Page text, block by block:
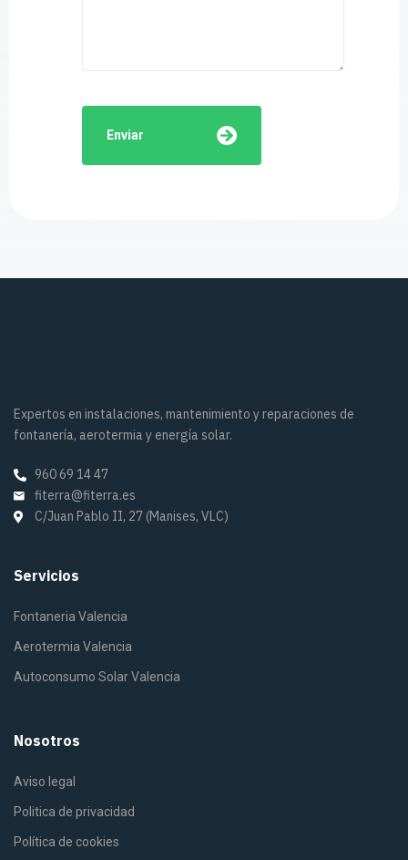
Enviar
Expertos en instalaciones, mantenimiento y reparaciones de
fontanería, aerotermia y energía solar.
960 69 14 47
fiterra@fiterra.es
C/Juan Pablo II, 27 (Manises, VLC)
Servicios
Fontaneria Valencia
Aerotermia Valencia
Autoconsumo Solar Valencia
Nosotros
Aviso legal
Politica de privacidad
Política de cookies